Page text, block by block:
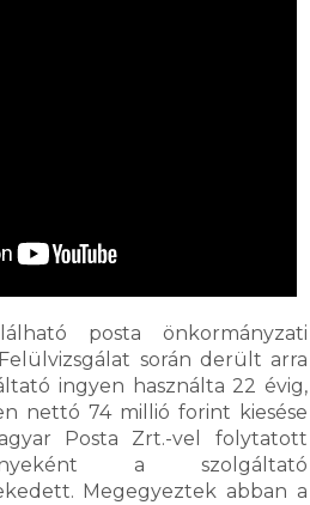
posta önkormányzati
során derült arra
ingyen használta 22 évig,
nettó 74 millió forint kiesése
Posta Zrt.-vel folytatott
a szolgáltató
Megegyeztek abban a